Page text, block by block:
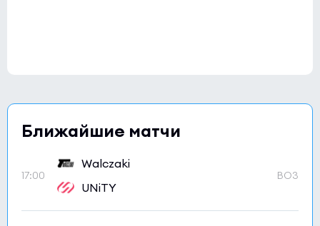
Ближайшие матчи
17:00
Walczaki
UNiTY
BO3